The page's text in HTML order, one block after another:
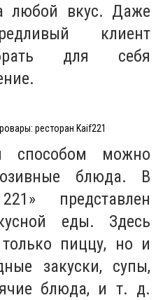
любой вкус. Даже
клиент
для себя
ресторан Kaif221
способом можно
блюда. В
представлен
еды. Здесь
пиццу, но и
закуски, супы,
блюда, и т. д.